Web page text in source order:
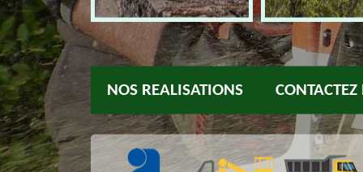
NOS REALISATIONS